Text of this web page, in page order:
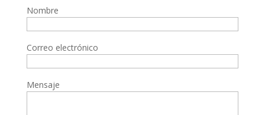
Nombre
Correo electrónico
Mensaje